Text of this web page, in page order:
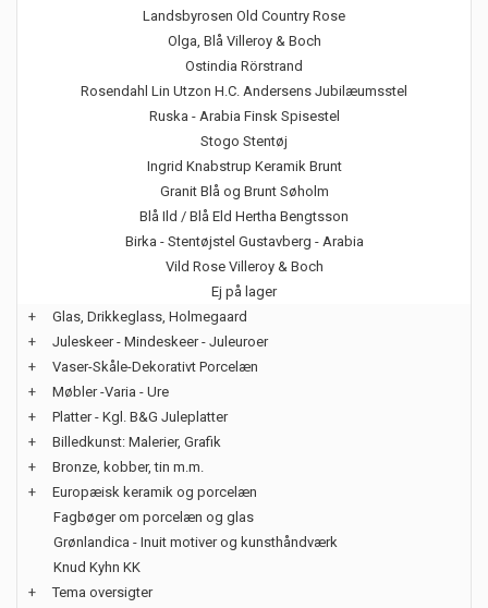
Landsbyrosen Old Country Rose
Olga, Blå Villeroy & Boch
Ostindia Rörstrand
Rosendahl Lin Utzon H.C. Andersens Jubilæumsstel
Ruska - Arabia Finsk Spisestel
Stogo Stentøj
Ingrid Knabstrup Keramik Brunt
Granit Blå og Brunt Søholm
Blå Ild / Blå Eld Hertha Bengtsson
Birka - Stentøjstel Gustavberg - Arabia
Vild Rose Villeroy & Boch
Ej på lager
+
Glas, Drikkeglass, Holmegaard
+
Juleskeer - Mindeskeer - Juleuroer
+
Vaser-Skåle-Dekorativt Porcelæn
+
Møbler -Varia - Ure
+
Platter - Kgl. B&G Juleplatter
+
Billedkunst: Malerier, Grafik
+
Bronze, kobber, tin m.m.
+
Europæisk keramik og porcelæn
Fagbøger om porcelæn og glas
Grønlandica - Inuit motiver og kunsthåndværk
Knud Kyhn KK
+
Tema oversigter